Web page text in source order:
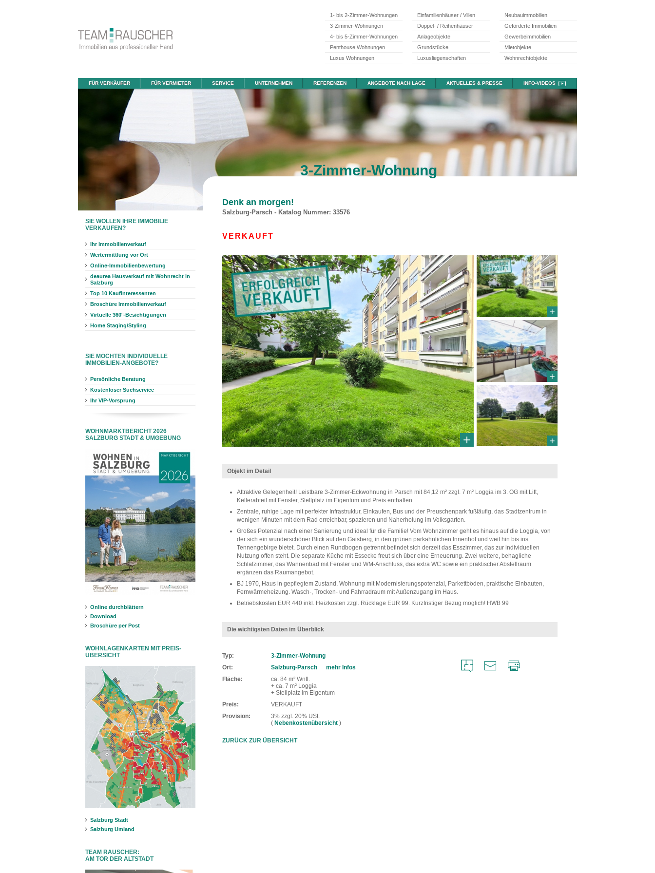
1- bis 2-Zimmer-Wohnungen
3-Zimmer-Wohnungen
4- bis 5-Zimmer-Wohnungen
Penthouse Wohnungen
Luxus Wohnungen
Einfamilienhäuser / Villen
Doppel- / Reihenhäuser
Anlageobjekte
Grundstücke
Luxusliegenschaften
Neubauimmobilien
Geförderte Immobilien
Gewerbeimmobilien
Mietobjekte
Wohnrechtobjekte
FÜR VERKÄUFER FÜR VERMIETER SERVICE UNTERNEHMEN REFERENZEN ANGEBOTE NACH LAGE AKTUELLES & PRESSE INFO-VIDEOS
3-Zimmer-Wohnung
SIE WOLLEN IHRE IMMOBILIE
VERKAUFEN?
Ihr Immobilienverkauf
Wertermittlung vor Ort
Online-Immobilienbewertung
deaurea Hausverkauf mit Wohnrecht in
Salzburg
Top 10 Kaufinteressenten
Broschüre Immobilienverkauf
Virtuelle 360°-Besichtigungen
Home Staging/Styling
SIE MÖCHTEN INDIVIDUELLE
IMMOBILIEN-ANGEBOTE?
Persönliche Beratung
Kostenloser Suchservice
Ihr VIP-Vorsprung
WOHNMARKTBERICHT 2026
SALZBURG STADT & UMGEBUNG
Online durchblättern
Download
Broschüre per Post
WOHNLAGENKARTEN MIT PREIS-
ÜBERSICHT
Salzburg Stadt
Salzburg Umland
TEAM RAUSCHER:
AM TOR DER ALTSTADT
Denk an morgen!
Salzburg-Parsch - Katalog Nummer: 33576
VERKAUFT
Objekt im Detail
Attraktive Gelegenheit! Leistbare 3-Zimmer-Eckwohnung in Parsch mit 84,12 m² zzgl. 7 m² Loggia im 3. OG mit Lift,
Kellerabteil mit Fenster, Stellplatz im Eigentum und Preis enthalten.
Zentrale, ruhige Lage mit perfekter Infrastruktur, Einkaufen, Bus und der Preuschenpark fußläufig, das Stadtzentrum in
wenigen Minuten mit dem Rad erreichbar, spazieren und Naherholung im Volksgarten.
Großes Potenzial nach einer Sanierung und ideal für die Familie! Vom Wohnzimmer geht es hinaus auf die Loggia, von
der sich ein wunderschöner Blick auf den Gaisberg, in den grünen parkähnlichen Innenhof und weit hin bis ins
Tennengebirge bietet. Durch einen Rundbogen getrennt befindet sich derzeit das Esszimmer, das zur individuellen
Nutzung offen steht. Die separate Küche mit Essecke freut sich über eine Erneuerung. Zwei weitere, behagliche
Schlafzimmer, das Wannenbad mit Fenster und WM-Anschluss, das extra WC sowie ein praktischer Abstellraum
ergänzen das Raumangebot.
BJ 1970, Haus in gepflegtem Zustand, Wohnung mit Modernisierungspotenzial, Parkettböden, praktische Einbauten,
Fernwärmeheizung. Wasch-, Trocken- und Fahrradraum mit Außenzugang im Haus.
Betriebskosten EUR 440 inkl. Heizkosten zzgl. Rücklage EUR 99. Kurzfristiger Bezug möglich! HWB 99
Die wichtigsten Daten im Überblick
Typ
3-Zimmer-Wohnung
Ort
Salzburg-Parsch
mehr Infos
Fläche
ca. 84 m² Wnfl.
+ ca. 7 m² Loggia
+ Stellplatz im Eigentum
Preis
VERKAUFT
Provision
3% zzgl. 20% USt.
( Nebenkostenübersicht )
ZURÜCK ZUR ÜBERSICHT